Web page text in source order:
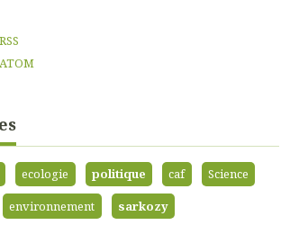
ecologie politique caf
Science
environnement sarkozy